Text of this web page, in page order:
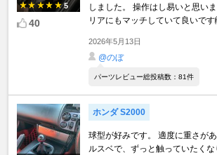
5
40
しました。 操作はし易いと思い
リアにもマッチしていて良いです
2026年5月13日
@のぼ
パーツレビュー総投稿数：81件
ホンダ S2000
球型が好みです。 適度に重さが
ルスベで、ずっと触っていたく